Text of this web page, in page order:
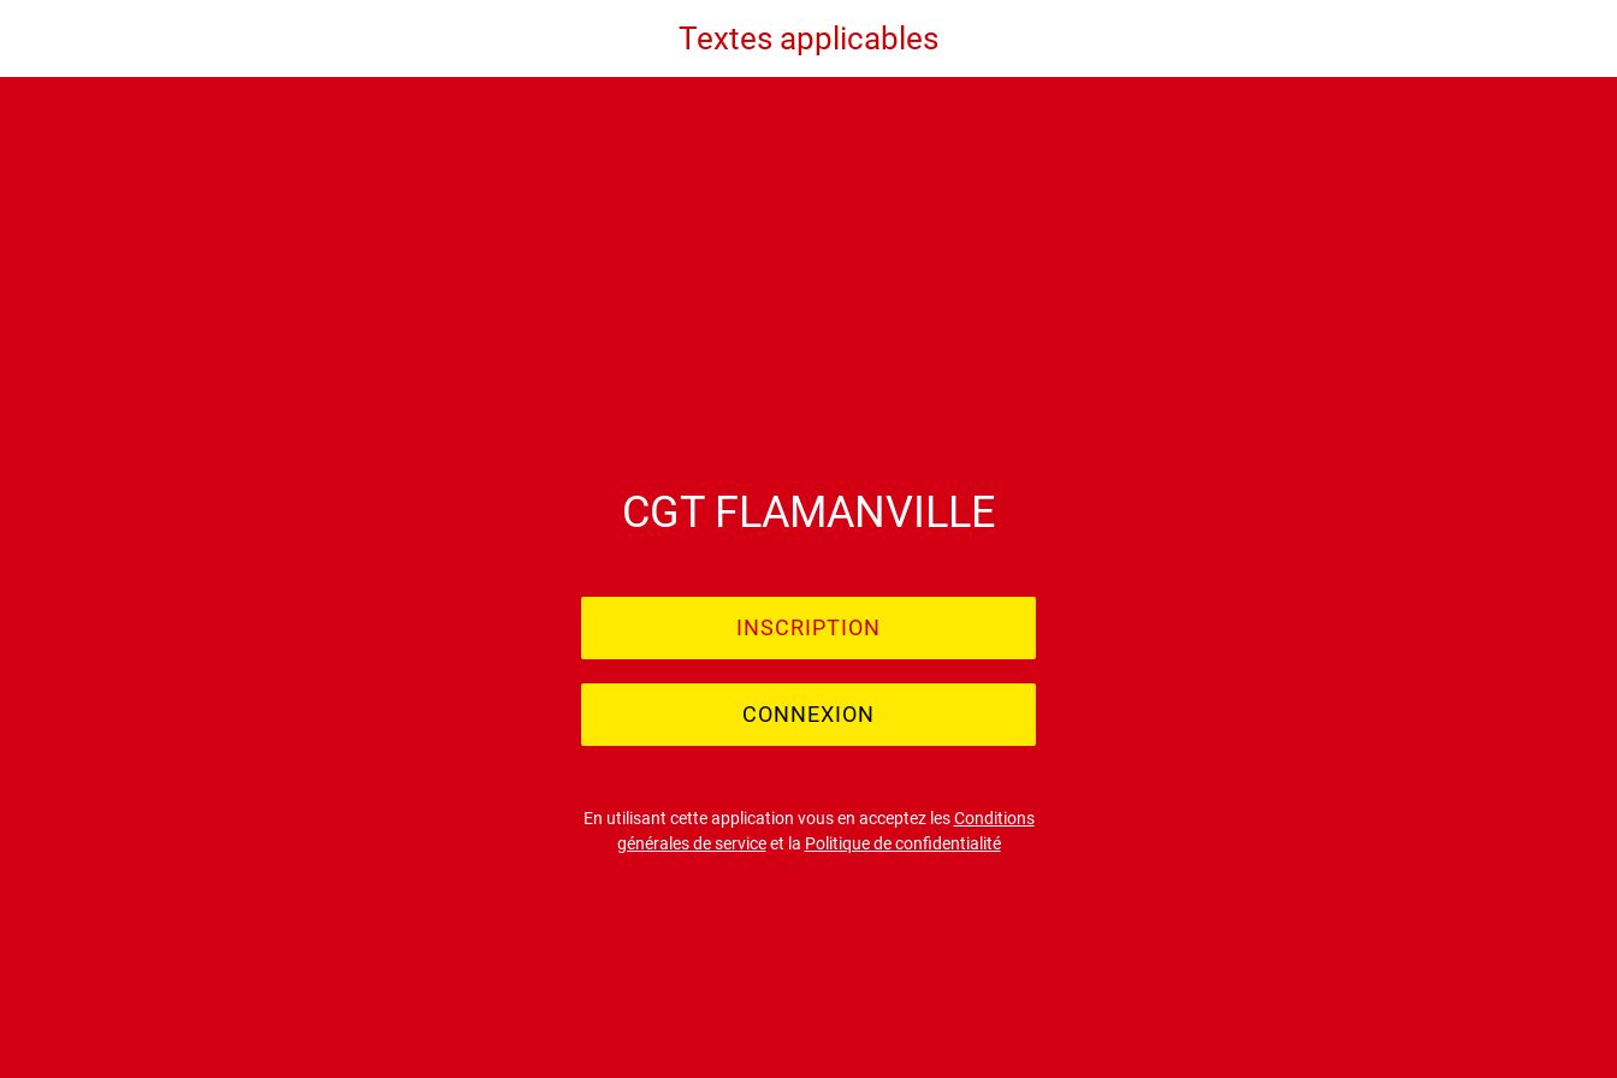
Textes applicables
CGT FLAMANVILLE
INSCRIPTION
CONNEXION
En utilisant cette application vous en acceptez lesConditions
générales de serviceet la Politique de confidentialité